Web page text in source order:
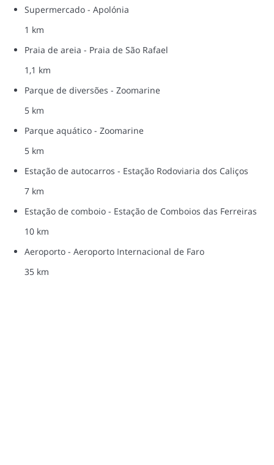
Supermercado - Apolónia
1 km
Praia de areia - Praia de São Rafael
1,1 km
Parque de diversões - Zoomarine
5 km
Parque aquático - Zoomarine
5 km
Estação de autocarros - Estação Rodoviaria dos Caliços
7 km
Estação de comboio - Estação de Comboios das Ferreiras
10 km
Aeroporto - Aeroporto Internacional de Faro
35 km